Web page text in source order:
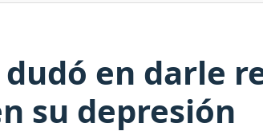
en darle
su depresión